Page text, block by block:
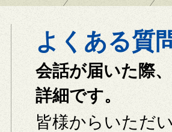
よくある質
会話が届いた際
詳細です。
皆様からいただ